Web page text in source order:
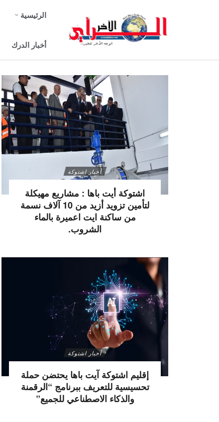
الرئيسية
أخبار الدرك
أخبار اشتوكة
اشتوكة أيت باها : مشاريع مهيكلة
لتأمين تزويد أزيد من 10 آلاف نسمة
من ساكنة ايت اعميرة بالماء
الشروب.
أخبار اشتوكة
إقليم اشتوكة آيت باها يحتضن حملة
تحسيسية للتعريف ببرنامج “الرقمنة
والذكاء الاصطناعي للجميع”